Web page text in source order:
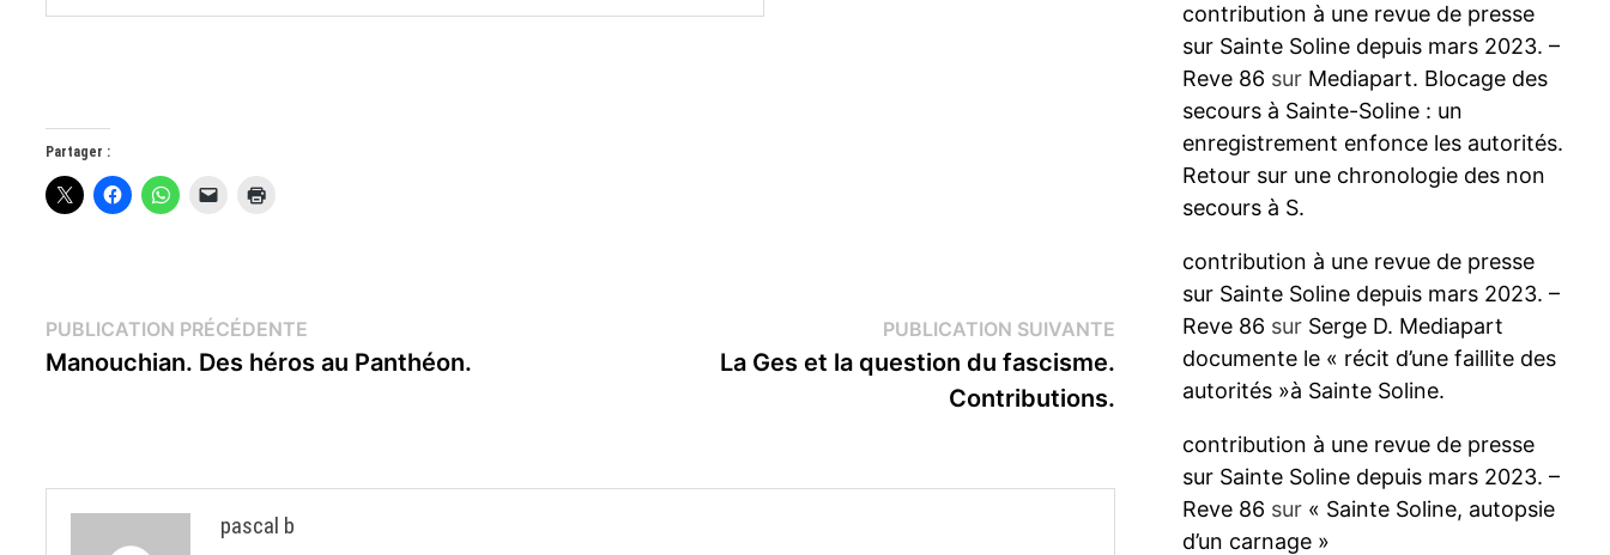
Partager :
Navigation
de
PUBLICATION PRÉCÉDENTE
précédente :
Manouchian. Des héros au Panthéon.
PUBLICATION SUIVANTEPublication
suivante :
La Ges et la question du fascisme.
Contributions.
pascal b
contribution à une revue de presse
sur Sainte Soline depuis mars 2023. –
Reve 86 sur Mediapart. Blocage des
secours à Sainte-Soline : un
enregistrement enfonce les autorités.
Retour sur une chronologie des non
secours à S.
contribution à une revue de presse
sur Sainte Soline depuis mars 2023. –
Reve 86 sur Serge D. Mediapart
documente le « récit d’une faillite des
autorités »à Sainte Soline.
contribution à une revue de presse
sur Sainte Soline depuis mars 2023. –
Reve 86 sur « Sainte Soline, autopsie
d’un carnage »